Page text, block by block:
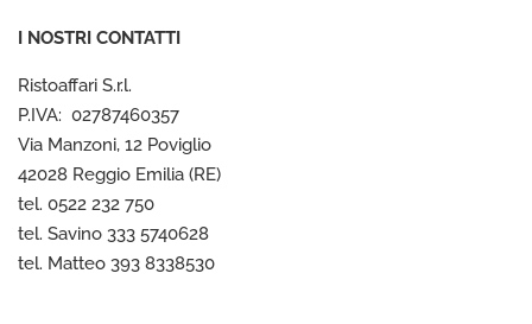
I NOSTRI CONTATTI
Ristoaffari S.r.l.
P.IVA: 02787460357
Via Manzoni, 12 Poviglio
42028 Reggio Emilia (RE)
tel. 0522 232 750
tel. Savino 333 5740628
tel. Matteo 393 8338530